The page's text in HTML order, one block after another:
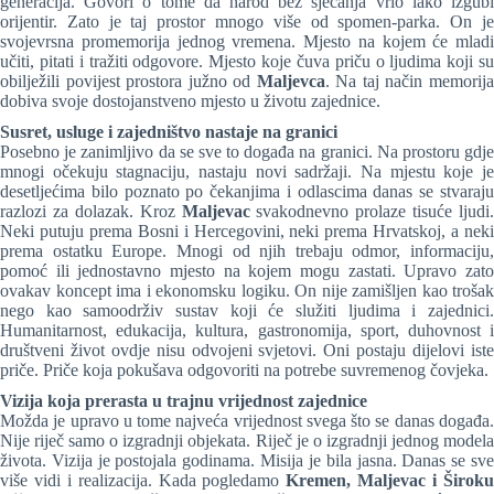
orijentir. Zato je taj prostor mnogo više od spomen-parka. On je
svojevrsna promemorija jednog vremena. Mjesto na kojem će mladi
učiti, pitati i tražiti odgovore. Mjesto koje čuva priču o ljudima koji su
obilježili povijest prostora južno od Maljevca. Na taj način memorija
dobiva svoje dostojanstveno mjesto u životu zajednice.
Susret, usluge i zajedništvo nastaje na granici
Posebno je zanimljivo da se sve to događa na granici. Na prostoru gdje
mnogi očekuju stagnaciju, nastaju novi sadržaji. Na mjestu koje je
desetljećima bilo poznato po čekanjima i odlascima danas se stvaraju
razlozi za dolazak. Kroz Maljevacsvakodnevno prolaze tisuće ljudi.
Neki putuju prema Bosni i Hercegovini, neki prema Hrvatskoj, a neki
prema ostatku Europe. Mnogi od njih trebaju odmor, informaciju,
pomoć ili jednostavno mjesto na kojem mogu zastati. Upravo zato
ovakav koncept ima i ekonomsku logiku. On nije zamišljen kao trošak
nego kao samoodrživ sustav koji će služiti ljudima i zajednici.
Humanitarnost, edukacija, kultura, gastronomija, sport, duhovnost i
društveni život ovdje nisu odvojeni svjetovi. Oni postaju dijelovi iste
priče. Priče koja pokušava odgovoriti na potrebe suvremenog čovjeka.
Vizija koja prerasta u trajnu vrijednost zajednice
Možda je upravo u tome najveća vrijednost svega što se danas događa.
Nije riječ samo o izgradnji objekata. Riječ je o izgradnji jednog modela
života. Vizija je postojala godinama. Misija je bila jasna. Danas se sve
više vidi i realizacija. Kada pogledamoKremen, Maljevac i Široku